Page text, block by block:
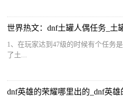
世界热文：dnf土罐人偶任务_土
1、在玩家达到47级的时候有个任务
了土...
dnf英雄的荣耀哪里出的_dnf英雄